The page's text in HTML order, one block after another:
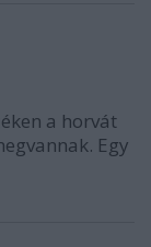
a horvát
Egy